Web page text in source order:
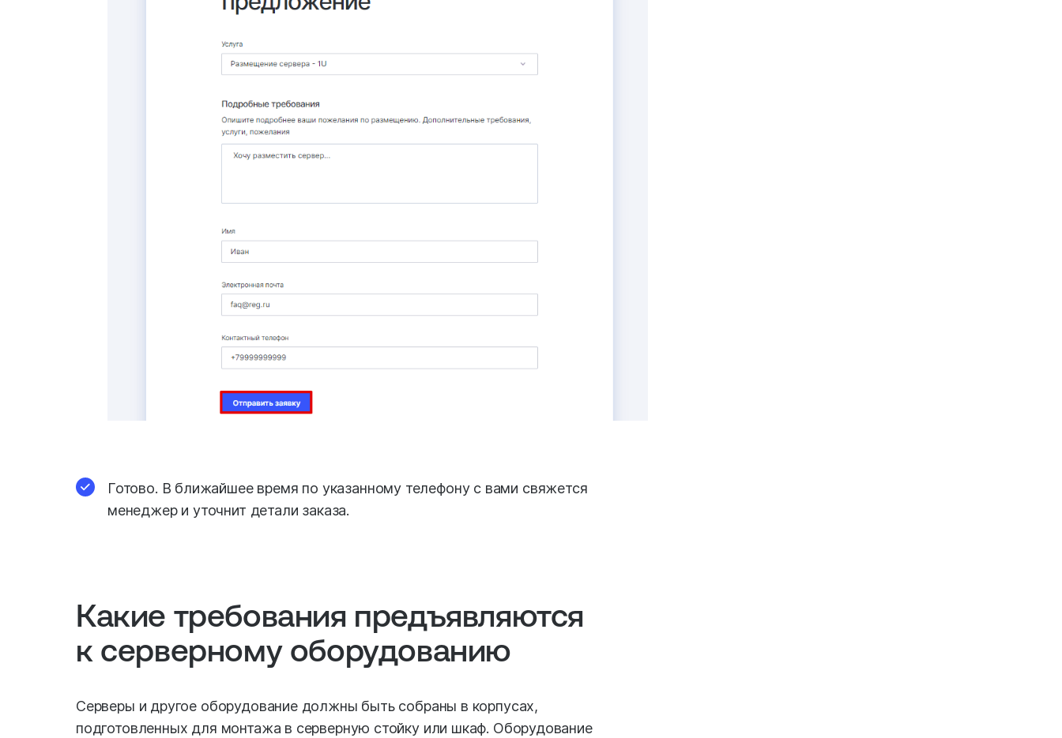
Готово. В ближайшее время по указанному телефону с вами свяжется
менеджер и уточнит детали заказа.
Какие требования предъявляются
к серверному оборудованию
Серверы и другое оборудование должны быть собраны в корпусах,
подготовленных для монтажа в серверную стойку или шкаф. Оборудование